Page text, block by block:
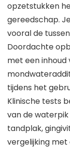
opzetstukken
gereedschap.
vooral de
Doordachte
met een inhoud
tijdens het
Klinische tests
van de
tandplak,
vergelijking